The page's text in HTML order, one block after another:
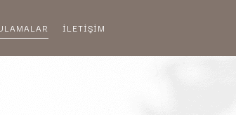
İLETİŞİM